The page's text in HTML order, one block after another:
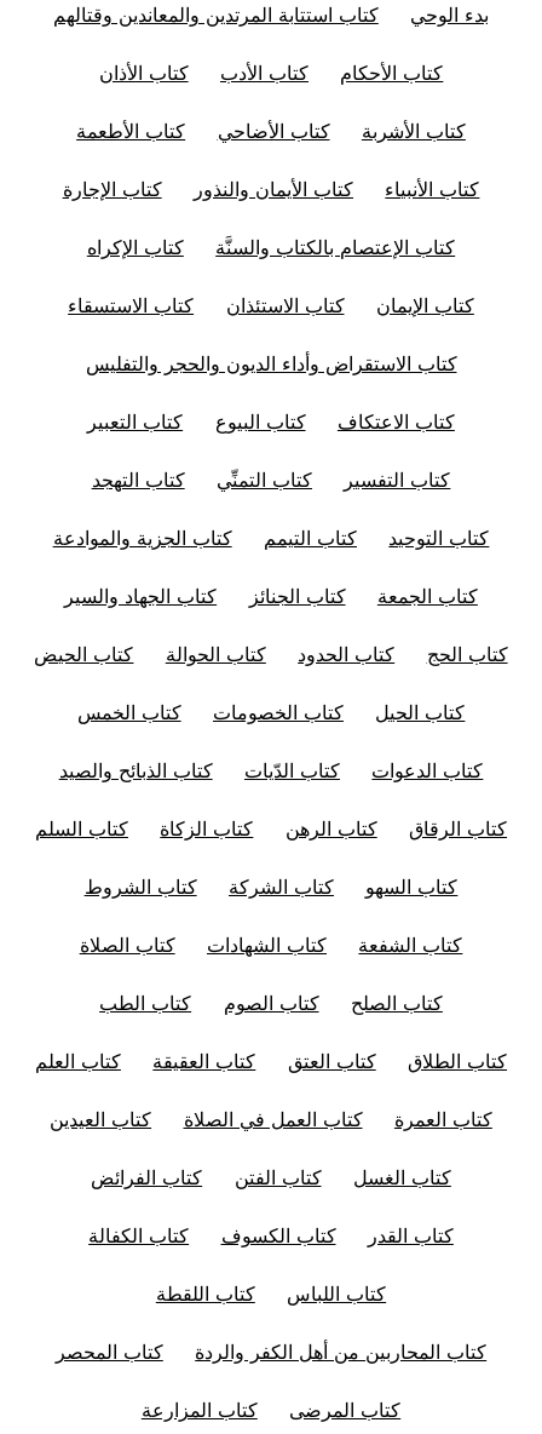
بدء الوحي كتاب استتابة المرتدين والمعاندين وقتالهم
كتاب الأحكام كتاب الأدب كتاب الأذان
كتاب الأشربة كتاب الأضاحي كتاب الأطعمة
كتاب الأنبياء كتاب الأيمان والنذور كتاب الإجارة
كتاب الإعتصام بالكتاب والسنَّة كتاب الإكراه
كتاب الإيمان كتاب الاستئذان كتاب الاستسقاء
كتاب الاستقراض وأداء الديون والحجر والتفليس
كتاب الاعتكاف كتاب البيوع كتاب التعبير
كتاب التفسير كتاب التمنِّي كتاب التهجد
كتاب التوحيد كتاب التيمم كتاب الجزية والموادعة
كتاب الجمعة كتاب الجنائز كتاب الجهاد والسير
كتاب الحج كتاب الحدود كتاب الحوالة كتاب الحيض
كتاب الحيل كتاب الخصومات كتاب الخمس
كتاب الدعوات كتاب الدّيات كتاب الذبائح والصيد
كتاب الرقاق كتاب الرهن كتاب الزكاة كتاب السلم
كتاب السهو كتاب الشركة كتاب الشروط
كتاب الشفعة كتاب الشهادات كتاب الصلاة
كتاب الصلح كتاب الصوم كتاب الطب
كتاب الطلاق كتاب العتق كتاب العقيقة كتاب العلم
كتاب العمرة كتاب العمل في الصلاة كتاب العيدين
كتاب الغسل كتاب الفتن كتاب الفرائض
كتاب القدر كتاب الكسوف كتاب الكفالة
كتاب اللباس كتاب اللقطة
كتاب المحاربين من أهل الكفر والردة كتاب المحصر
كتاب المرضى كتاب المزارعة